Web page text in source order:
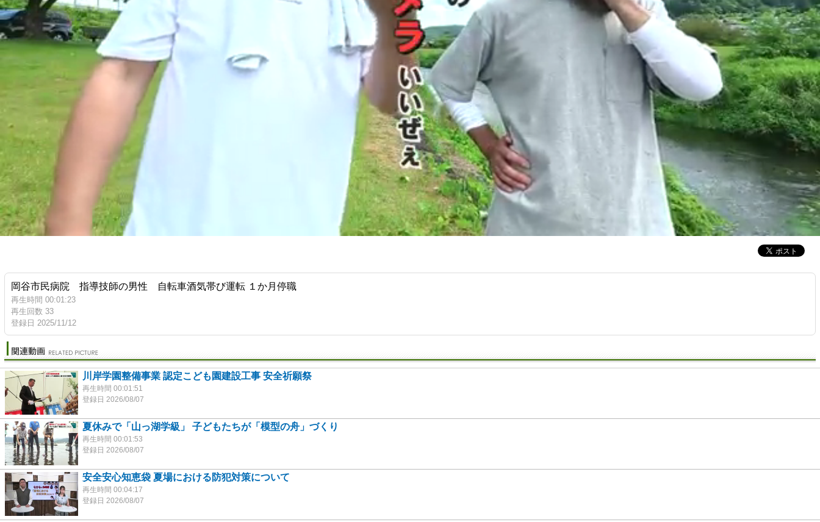
岡谷市民病院 指導技師の男性 自転車酒気帯び運転 １か月停職
再生時間 00:01:23
再生回数 33
登録日 2025/11/12
川岸学園整備事業 認定こども園建設工事 安全祈願祭
再生時間 00:01:51
登録日 2026/08/07
夏休みで「山っ湖学級」 子どもたちが「模型の舟」づくり
再生時間 00:01:53
登録日 2026/08/07
安全安心知恵袋 夏場における防犯対策について
再生時間 00:04:17
登録日 2026/08/07